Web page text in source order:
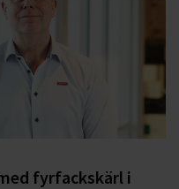
fyrfackskärl i